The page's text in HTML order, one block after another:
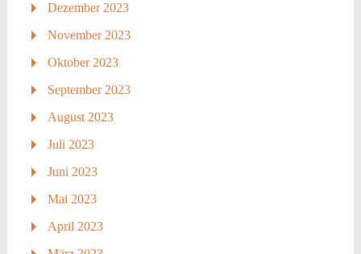
Dezember 2023
November 2023
Oktober 2023
September 2023
August 2023
Juli 2023
Juni 2023
Mai 2023
April 2023